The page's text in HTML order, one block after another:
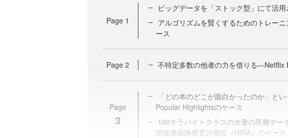
Page 1
ビッグデータを「ストック型」にて活
アルゴリズムを賢くするためのトレー
ース
Page 2 不特定多数の他者の力を借りる―Netflix
Page
3
「どの本のどこが面白かったのか」と
Popular Highlightsのケース
100テラバイトクラスの大量の医療デ
国健康保険審査評価院（HIRA）のケース